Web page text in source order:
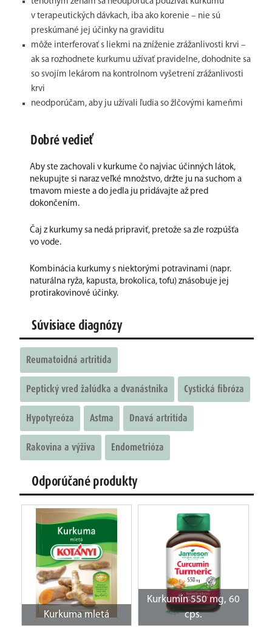
v terapeutických dávkach, iba ako korenie – nie sú
preskúmané jej účinky na graviditu
môže interferovať s liekmi na zníženie zrážanlivosti krvi –
ak sa rozhodnete kurkumu užívať pravidelne, dohodnite sa
so svojím lekárom na kontrolnom vyšetrení zrážanlivosti
krvi
neodporúčam, aby ju užívali ľudia so žlčovými kameňmi
Dobré vedieť
Aby ste zachovali v kurkume čo najviac účinných látok,
nekupujte si naraz veľké množstvo, držte ju na suchom a
tmavom mieste a do jedla ju pridávajte až pred
dokončením.
Čaj z kurkumy sa nedá pripraviť, pretože sa zle rozpúšťa
vo vode.
Kombinácia kurkumy s niektorými potravinami (napr.
naturálna ryža, kapusta, brokolica, tofu) znásobuje jej
protirakovinové účinky.
Súvisiace diagnózy
Reumatoidná artritída
Peptický vred žalúdka a dvanástnika Cystická fibróza
Hypotyreóza Astma Dnavá artritída
Rakovina a výživa Endometrióza
Odporúčané produkty
Kurkuma mletá
Kurkumín 550 mg, 60
cps.